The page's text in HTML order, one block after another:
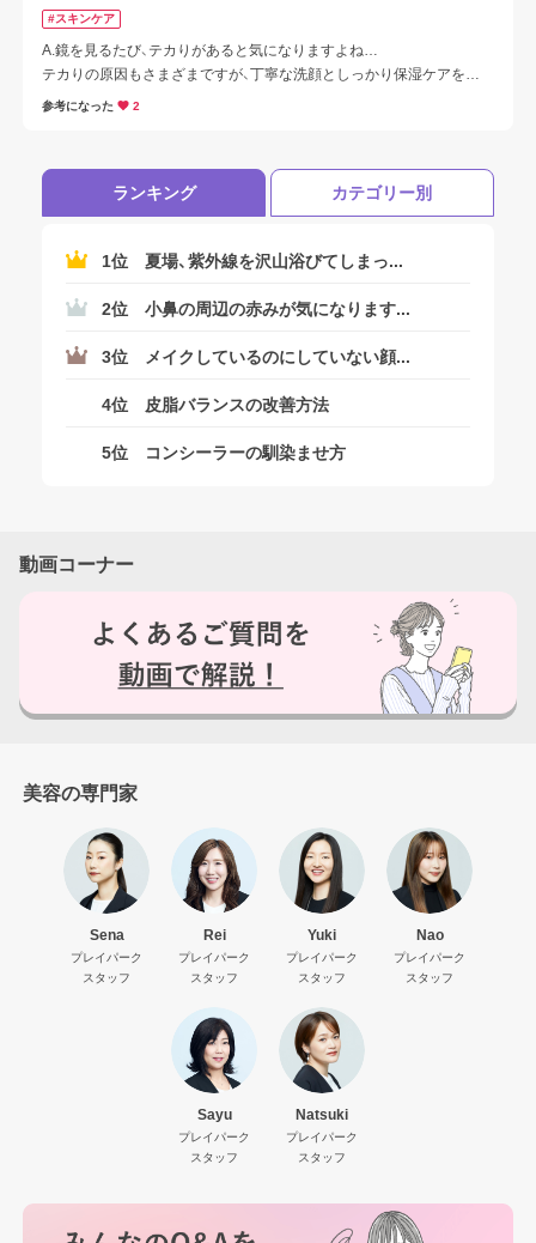
はい
塗り直しはおよそ2～3時間ごとに、こまめに行いましょう！！
#スキンケア
A.鏡を見るたび、テカりがあると気になりますよね…
テカりの原因もさまざまですが、丁寧な洗顔としっかり保湿ケアを行
うことが大切です！
参考になった 2
ランキング カテゴリー別
1位 夏場、紫外線を沢山浴びてしまっ...
2位 小鼻の周辺の赤みが気になります...
3位 メイクしているのにしていない顔...
4位 皮脂バランスの改善方法
5位 コンシーラーの馴染ませ方
動画コーナー
美容の専門家
Sena
プレイパーク
スタッフ
Rei
プレイパーク
スタッフ
Yuki
プレイパーク
スタッフ
Nao
プレイパーク
スタッフ
Sayu
プレイパーク
スタッフ
Natsuki
プレイパーク
スタッフ